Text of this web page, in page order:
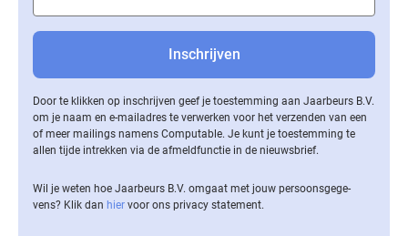
Door te klikken op inschrijven geef je toestemming aan Jaarbeurs B.V.
om je naam en e-mailadres te verwerken voor het verzenden van een
of meer mailings namens Computable. Je kunt je toestemming te
allen tijde intrekken via de af­meld­func­tie in de nieuwsbrief.
Wil je weten hoe Jaarbeurs B.V. omgaat met jouw per­soons­ge­ge­
vens? Klik dan hier voor ons privacy statement.